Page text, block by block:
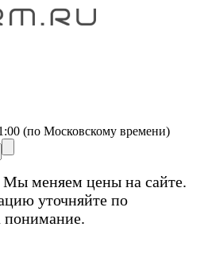
(по Московскому времени)
меняем цены на сайте.
уточняйте по
понимание.